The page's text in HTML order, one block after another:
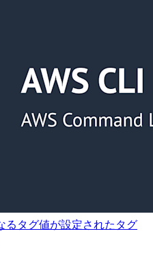
るタグ値が設定されたタグ